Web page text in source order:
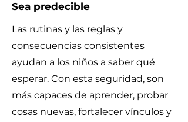
​Sea predecible
​Las rutinas y las reglas y
consecuencias consistentes
ayudan a los niños a saber qué
esperar. Con esta seguridad, son
más capaces de aprender, probar
cosas nuevas, fortalecer vínculos y